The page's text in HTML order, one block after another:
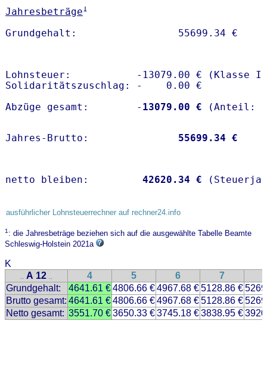
Jahresbeträge1
Lohnsteuer:           -13079.00 € (Klasse I)
Solidaritätszuschlag: -    0.00 €
Abzüge gesamt:        - 13079.00 €
Jahres-Brutto: 55699.34 €
netto bleiben: 42620.34 €
ausführlicher Lohnsteuerrechner auf rechner24.info
1: die Jahresbeträge beziehen sich auf die ausgewählte Tabelle Beamte
Schleswig-Holstein 2021a
K
.. A 12 .. 4 5 6 7
Grundgehalt:
4641.61 €4806.66 €4967.68 €5128.86 €
Brutto gesamt: 4641.61 €4806.66 €4967.68 €5128.86 €
Netto gesamt: 3551.70 €3650.33 €3745.18 €3838.95 €